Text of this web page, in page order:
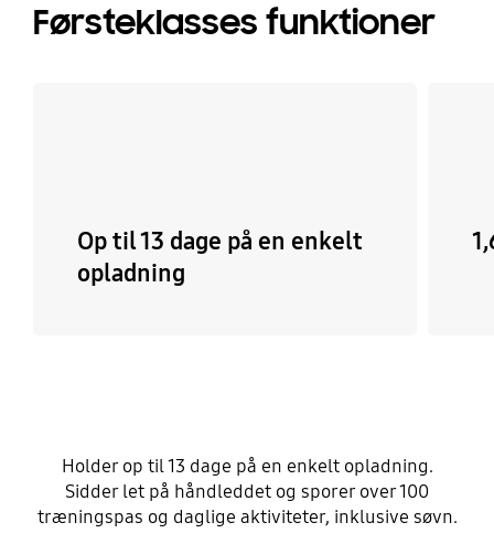
Førsteklasses funktioner
Op til 13 dage på en enkelt
opladning
Holder op til 13 dage på en enkelt opladning.
Sidder let på håndleddet og sporer over 100
træningspas og daglige aktiviteter, inklusive søvn.